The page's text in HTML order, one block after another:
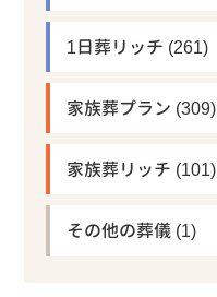
1日葬リッチ (261)
家族葬プラン (309)
家族葬リッチ (101)
その他の葬儀 (1)